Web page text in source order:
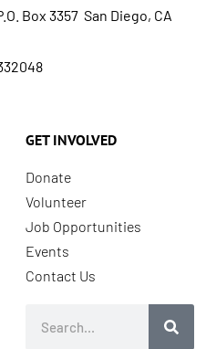
Box 3357 San Diego, CA
GET INVOLVED
Donate
Volunteer
Job Opportunities
Events
Contact Us